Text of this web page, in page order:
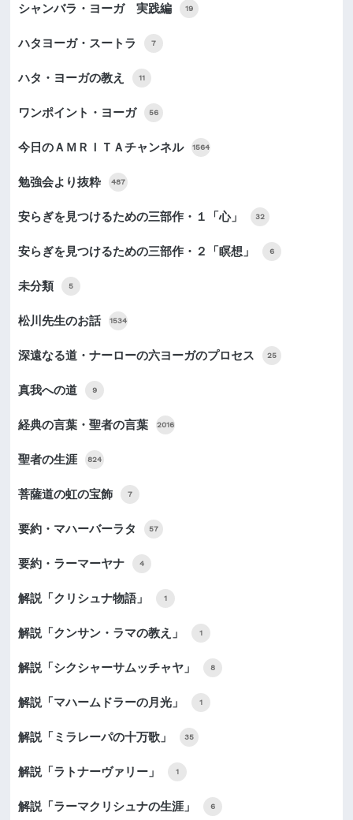
シャンバラ・ヨーガ 実践編 19
ハタヨーガ・スートラ 7
ハタ・ヨーガの教え 11
ワンポイント・ヨーガ 56
今日のＡＭＲＩＴＡチャンネル 1564
勉強会より抜粋 487
安らぎを見つけるための三部作・１「心」 32
安らぎを見つけるための三部作・２「瞑想」 6
未分類 5
松川先生のお話 1534
深遠なる道・ナーローの六ヨーガのプロセス 25
真我への道 9
経典の言葉・聖者の言葉 2016
聖者の生涯 824
菩薩道の虹の宝飾 7
要約・マハーバーラタ 57
要約・ラーマーヤナ 4
解説「クリシュナ物語」 1
解説「クンサン・ラマの教え」 1
解説「シクシャーサムッチャヤ」 8
解説「マハームドラーの月光」 1
解説「ミラレーパの十万歌」 35
解説「ラトナーヴァリー」 1
解説「ラーマクリシュナの生涯」 6